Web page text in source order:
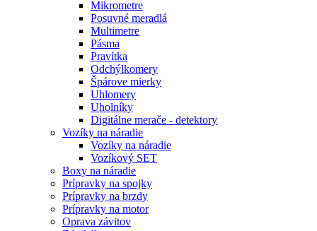
Mikrometre
Posuvné meradlá
Multimetre
Pásma
Pravítka
Odchýlkomery
Špárove mierky
Uhlomery
Uholníky
Digitálne merače - detektory
Vozíky na náradie
Vozíky na náradie
Vozíkový SET
Boxy na náradie
Prípravky na spojky
Prípravky na brzdy
Prípravky na motor
Oprava závitov